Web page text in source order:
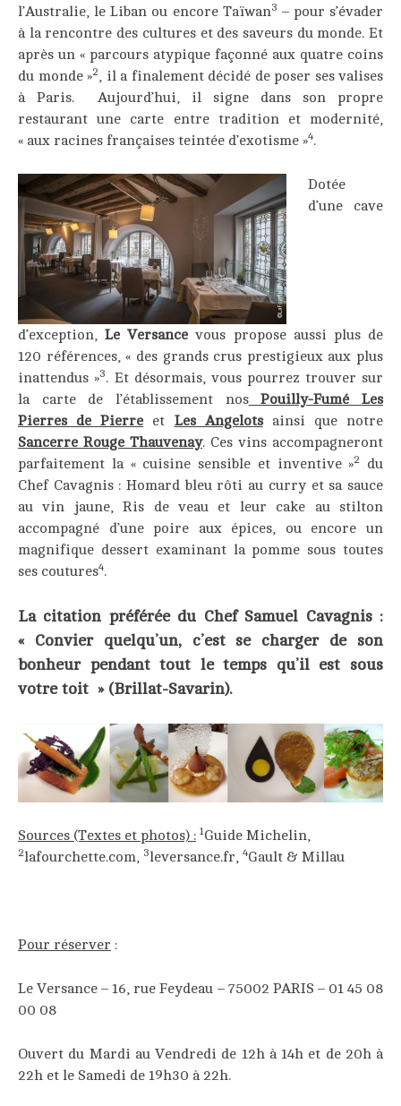
l’Australie, le Liban ou encore Taïwan3 – pour s’évader
à la rencontre des cultures et des saveurs du monde. Et
après un « parcours atypique façonné aux quatre coins
du monde »2, il a finalement décidé de poser ses valises
à Paris. Aujourd’hui, il signe dans son propre
restaurant une carte entre tradition et modernité,
« aux racines françaises teintée d’exotisme »4.
Dotée
d’une cave
d’exception,Le Versance vous propose aussi plus de
120 références, « des grands crus prestigieux aux plus
inattendus »3. Et désormais, vous pourrez trouver sur
la carte de l’établissement nosPouilly-Fumé Les
Pierres de Pierre et Les Angelotsainsi que notre
Sancerre Rouge Thauvenay. Ces vins accompagneront
parfaitement la « cuisine sensible et inventive »2
du
Chef Cavagnis : Homard bleu rôti au curry et sa sauce
au vin jaune, Ris de veau et leur cake au stilton
accompagné d’une poire aux épices, ou encore un
magnifique dessert examinant la pomme sous toutes
ses coutures4.
La citation préférée du Chef Samuel Cavagnis :
« Convier quelqu’un, c’est se charger de son
bonheur pendant tout le temps qu’il est sous
votre toit » (Brillat-Savarin).
Sources (Textes et photos) : 1 Guide Michelin,
2lafourchette.com, 3leversance.fr, 4Gault & Millau
Pour réserver :
Le Versance – 16, rue Feydeau – 75002 PARIS – 01 45 08
00 08
Ouvert du Mardi au Vendredi de 12h à 14h et de 20h à
22h et le Samedi de 19h30 à 22h.